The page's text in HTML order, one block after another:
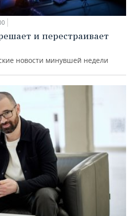
и перестраивает
новости минувшей недели